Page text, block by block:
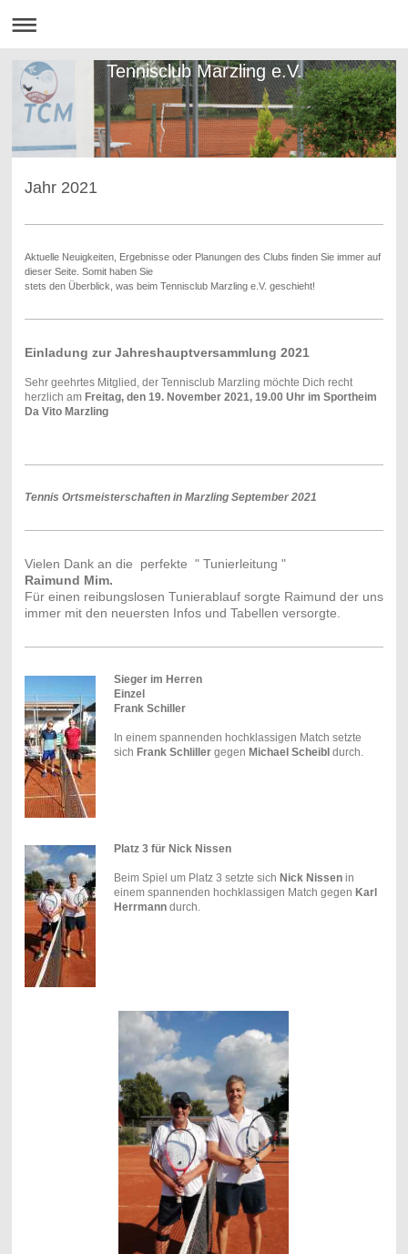
Tennisclub Marzling e.V.
Jahr 2021
Aktuelle Neuigkeiten, Ergebnisse oder Planungen des Clubs finden Sie immer auf
dieser Seite. Somit haben Sie
stets den Überblick, was beim Tennisclub Marzling e.V. geschieht!
Einladung zur Jahreshauptversammlung 2021
Sehr geehrtes Mitglied, der Tennisclub Marzling möchte Dich recht
herzlich am Freitag, den 19. November 2021, 19.00 Uhr im Sportheim
Da Vito Marzling
Tennis Ortsmeisterschaften in Marzling September 2021
Vielen Dank an die perfekte " Tunierleitung "
Raimund Mim.
Für einen reibungslosen Tunierablauf sorgte Raimund der uns
immer mit den neuersten Infos und Tabellen versorgte.
Sieger im Herren
Einzel
Frank Schiller
In einem spannenden hochklassigen Match setzte
sich Frank Schlillergegen Michael Scheibldurch.
Platz 3 für Nick Nissen
Beim Spiel um Platz 3 setzte sich Nick Nissenin
einem spannenden hochklassigen Match gegen Karl
Herrmanndurch.